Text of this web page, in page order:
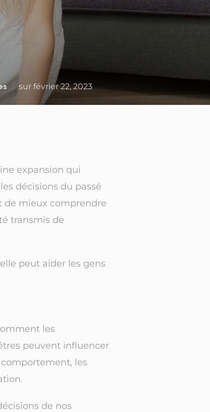
sur février 22, 2023
expansion qui
décisions du passé
de mieux comprendre
transmis de
peut aider les gens
les
peuvent influencer
les
de nos